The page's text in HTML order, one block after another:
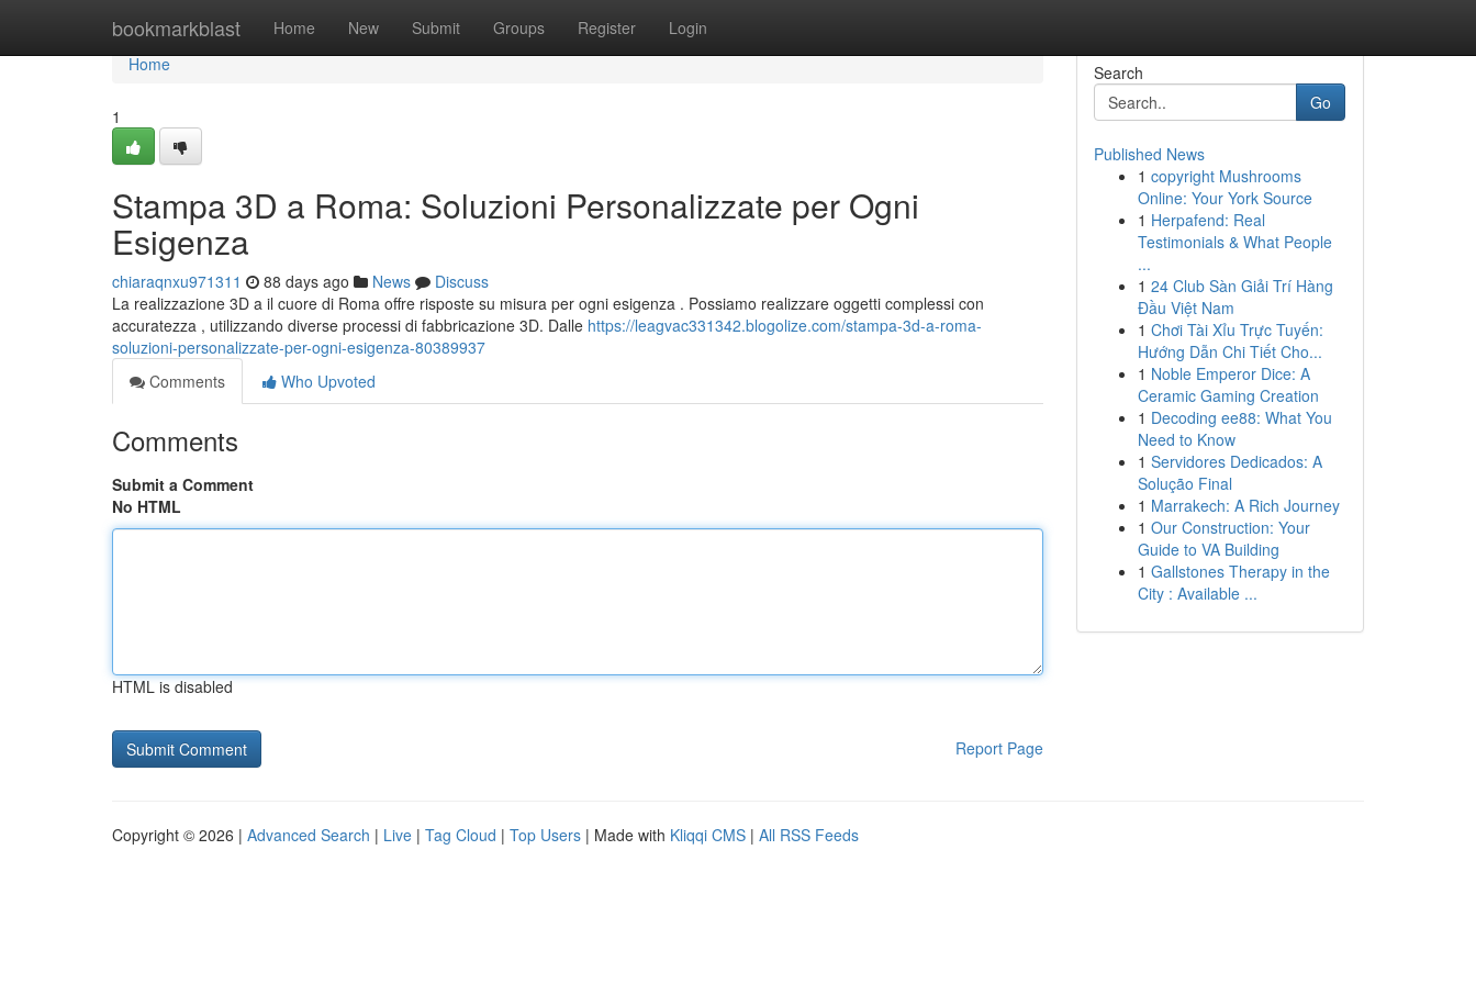
bookmarkblast Home New Submit Groups Register Login
Home
Home
1
Stampa 3D a Roma: Soluzioni Personalizzate per Ogni
Esigenza
chiaraqnxu971311 88 days ago News
Discuss
La realizzazione 3D a il cuore di Roma offre risposte su misura per ogni esigenza . Possiamo realizzare oggetti complessi con
accuratezza , utilizzando diverse processi di fabbricazione 3D. Dalle https://leagvac331342.blogolize.com/stampa-3d-a-roma-
soluzioni-personalizzate-per-ogni-esigenza-80389937
Comments
Who Upvoted
Comments
Submit a Comment
No HTML
HTML is disabled
Report Page
Search
Go
Published News
1 copyright Mushrooms
Online: Your York Source
1 Herpafend: Real
Testimonials & What People
...
1 24 Club Sàn Giải Trí Hàng
Đầu Việt Nam
1 Chơi Tài Xỉu Trực Tuyến:
Hướng Dẫn Chi Tiết Cho...
1 Noble Emperor Dice: A
Ceramic Gaming Creation
1 Decoding ee88: What You
Need to Know
1 Servidores Dedicados: A
Solução Final
1 Marrakech: A Rich Journey
1 Our Construction: Your
Guide to VA Building
1 Gallstones Therapy in the
City : Available ...
Copyright © 2026 | Advanced Search | Live | Tag Cloud | Top Users | Made with Kliqqi CMS | All RSS Feeds